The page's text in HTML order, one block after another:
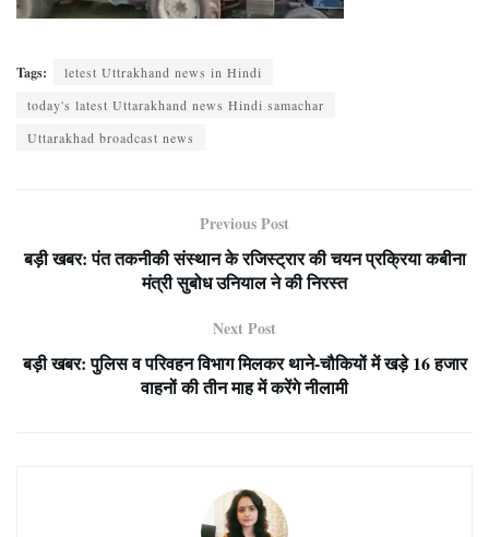
Tags:
letest Uttrakhand news in Hindi
today's latest Uttarakhand news Hindi samachar
Uttarakhad broadcast news
Previous Post
बड़ी खबर: पंत तकनीकी संस्थान के रजिस्ट्रार की चयन प्रक्रिया कबीना
मंत्री सुबोध उनियाल ने की निरस्त
Next Post
बड़ी खबर: पुलिस व परिवहन विभाग मिलकर थाने-चौकियों में खड़े 16 हजार
वाहनों की तीन माह में करेंगे नीलामी